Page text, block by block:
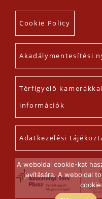
Cookie Policy
Akadálymentesítési
Térfigyelő
információk
Adatkezelési
A weboldal cookie-kat
javítására. A weboldal